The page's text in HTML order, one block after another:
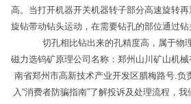
高。当打开机器开关机器转子部分高速旋转
旋钻带动钻头运动，在需要钻孔的部位通过
切孔相比钻出来的孔精度高，属于物
磁力选钨矿原理公司名称：郑州山川矿山机
南省郑州市高新技术产业开发区腊梅路号.负
入“消费者防骗指南”了解投诉及处理流程，